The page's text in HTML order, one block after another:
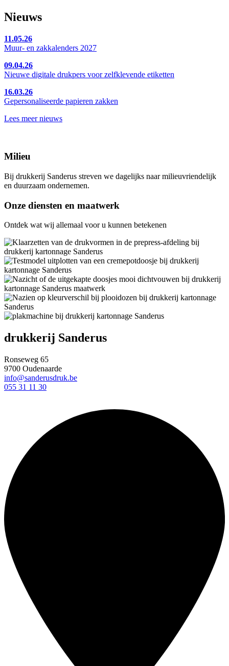
Nieuws
11.05.26
Muur- en zakkalenders 2027
09.04.26
Nieuwe digitale drukpers voor zelfklevende etiketten
16.03.26
Gepersonaliseerde papieren zakken
Lees meer nieuws
Milieu
Bij drukkerij Sanderus streven we dagelijks naar milieuvriendelijk
en duurzaam ondernemen.
Onze diensten en maatwerk
Ontdek wat wij allemaal voor u kunnen betekenen
drukkerij Sanderus
Ronseweg 65
9700 Oudenaarde
info@sanderusdruk.be
055 31 11 30